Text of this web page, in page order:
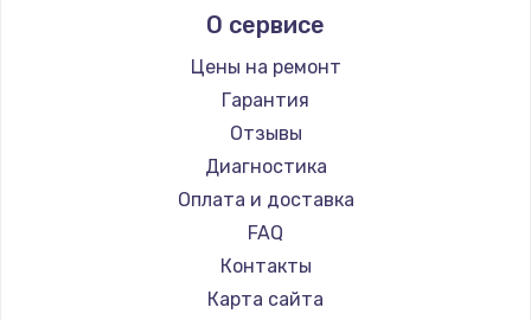
Восстановление данных
990 руб.
Заказать
Замена USB порта
1060 руб.
Замена звуковой карты
1100 руб.
Beelink
CHUWI
О сервисе
Цены на ремонт
Гарантия
Отзывы
Диагностика
Оплата и доставка
FAQ
Контакты
Карта сайта